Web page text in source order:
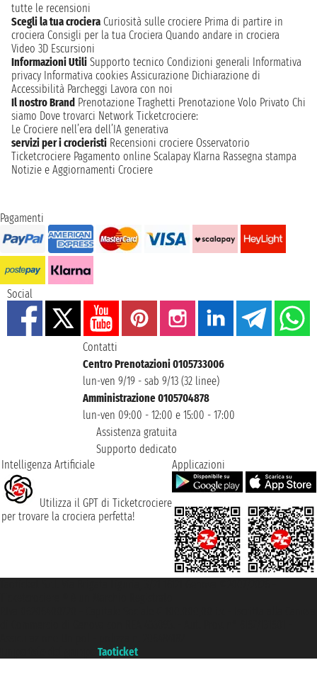
tutte le recensioni
Scegli la tua crociera Curiosità sulle crociere Prima di partire in
crociera Consigli per la tua Crociera Quando andare in crociera
Video 3D Escursioni
Informazioni Utili Supporto tecnico Condizioni generali Informativa
privacy Informativa cookies Assicurazione Dichiarazione di
Accessibilità Parcheggi Lavora con noi
Il nostro Brand Prenotazione Traghetti Prenotazione Volo Privato Chi
siamo Dove trovarci Network Ticketcrociere:
Le Crociere nell’era dell’IA generativa
servizi per i crocieristi Recensioni crociere Osservatorio
Ticketcrociere Pagamento online Scalapay Klarna Rassegna stampa
Notizie e Aggiornamenti Crociere
Pagamenti
Social
Contatti
Centro Prenotazioni 0105733006
lun-ven 9/19 - sab 9/13 (32 linee)
Amministrazione 0105704878
lun-ven 09:00 - 12:00 e 15:00 - 17:00
Assistenza gratuita
Supporto dedicato
Intelligenza Artificiale
Utilizza il GPT di Ticketcrociere
per trovare la crociera perfetta!
Applicazioni
Taoticket